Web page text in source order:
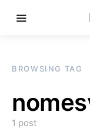
BROWSING TAG
1 post